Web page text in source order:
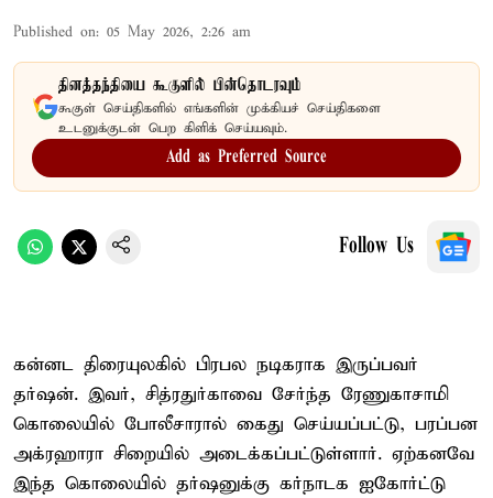
Published on: 05 May 2026, 2:26 am
தினத்தந்தியை கூகுளில் பின்தொடரவும்
கூகுள் செய்திகளில் எங்களின் முக்கியச் செய்திகளை
உடனுக்குடன் பெற கிளிக் செய்யவும்.
Add as Preferred Source
Follow Us
கன்னட திரையுலகில் பிரபல நடிகராக இருப்பவர்
தர்ஷன். இவர், சித்ரதுர்காவை சேர்ந்த ரேணுகாசாமி
கொலையில் போலீசாரால் கைது செய்யப்பட்டு, பரப்பன
அக்ரஹாரா சிறையில் அடைக்கப்பட்டுள்ளார். ஏற்கனவே
இந்த கொலையில் தர்ஷனுக்கு கர்நாடக ஐகோர்ட்டு